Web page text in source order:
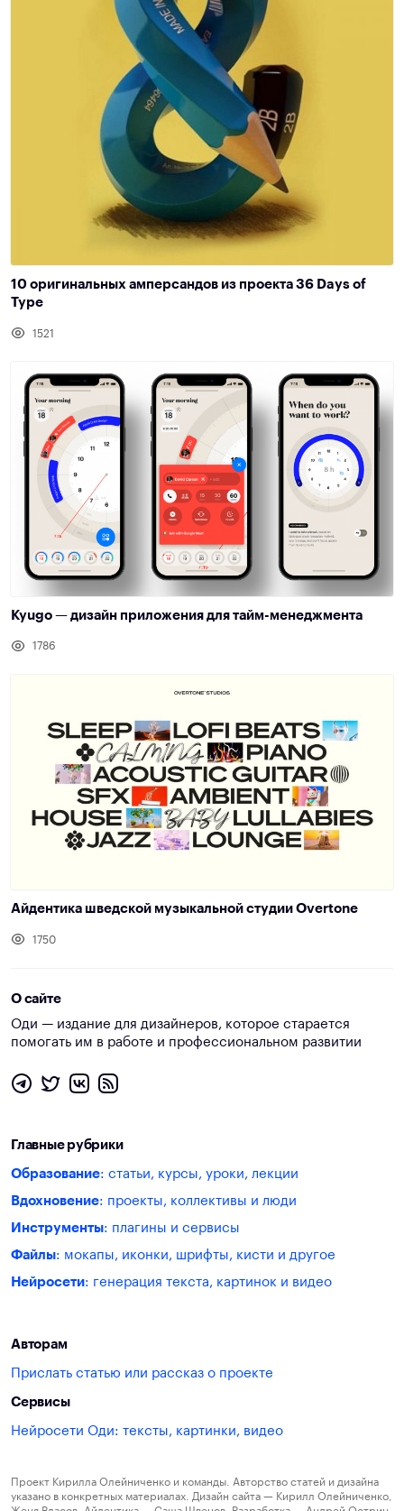
10 оригинальных амперсандов из проекта 36 Days of
Type
1521
Kyugo — дизайн приложения для тайм-менеджмента
1786
Айдентика шведской музыкальной студии Overtone
1750
О сайте
Оди — издание для дизайнеров, которое старается
помогать им в работе и профессиональном развитии
Главные рубрики
Образование: статьи, курсы, уроки, лекции
Вдохновение: проекты, коллективы и люди
Инструменты: плагины и сервисы
Файлы: мокапы, иконки, шрифты, кисти и другое
Нейросети: генерация текста, картинок и видео
Авторам
Прислать статью или рассказ о проекте
Сервисы
Нейросети Оди: тексты, картинки, видео
Проект Кирилла Олейниченко и команды. Авторство статей и дизайна
указано в конкретных материалах. Дизайн сайта — Кирилл Олейниченко,